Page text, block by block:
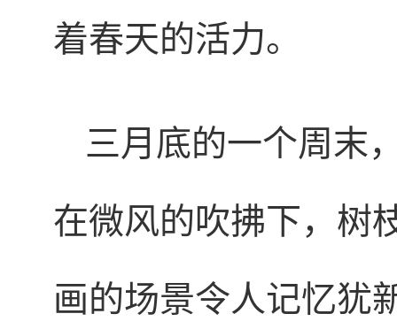
着春天的活力。
三月底的一个周末
在微风的吹拂下，树
画的场景令人记忆犹